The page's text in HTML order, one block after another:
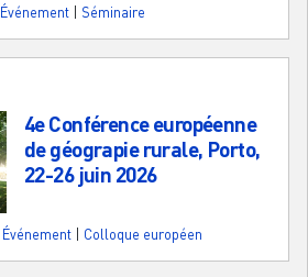
Événement Séminaire
4e Conférence européenne
de géograpie rurale, Porto,
22-26 juin 2026
Événement Colloque européen